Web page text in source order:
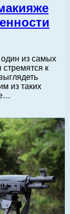
из самых
к
из таких